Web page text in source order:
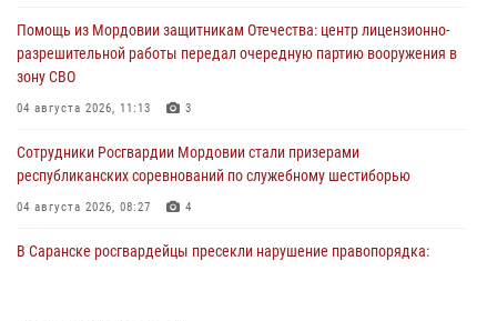
Помощь из Мордовии защитникам Отечества: центр лицензионно-
разрешительной работы передал очередную партию вооружения в
зону СВО
04 августа 2026, 11:13 3
Сотрудники Росгвардии Мордовии стали призерами
республиканских соревнований по служебному шестиборью
04 августа 2026, 08:27 4
В Саранске росгвардейцы пресекли нарушение правопорядка: